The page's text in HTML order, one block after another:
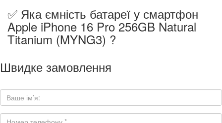
✅ Яка ємність батареї у смартфон
Apple iPhone 16 Pro 256GB Natural
Titanium (MYNG3) ?
Швидке замовлення